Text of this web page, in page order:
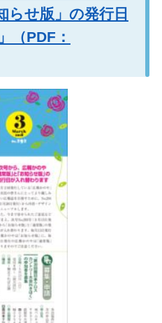
らせ版」の発行日
（PDF：